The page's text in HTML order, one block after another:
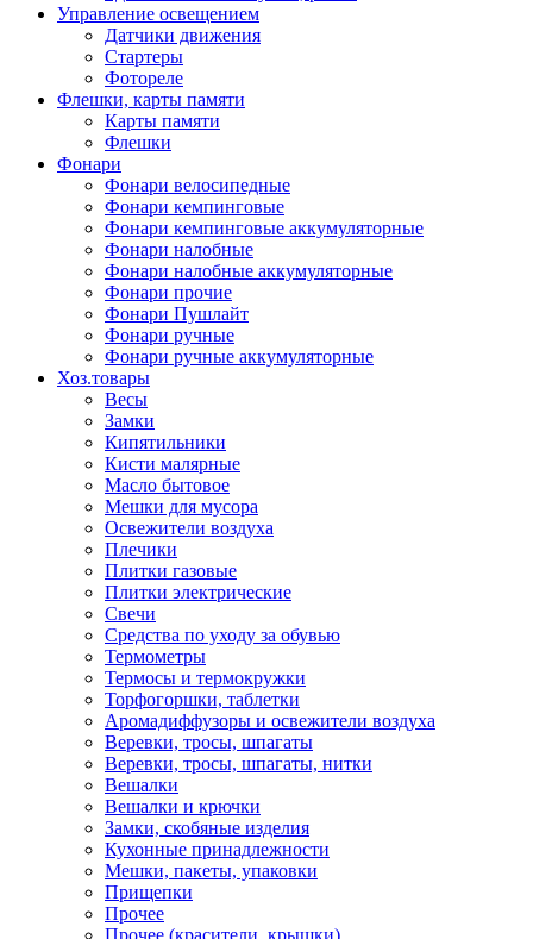
Управление освещением
Датчики движения
Стартеры
Фотореле
Флешки, карты памяти
Карты памяти
Флешки
Фонари
Фонари велосипедные
Фонари кемпинговые
Фонари кемпинговые аккумуляторные
Фонари налобные
Фонари налобные аккумуляторные
Фонари прочие
Фонари Пушлайт
Фонари ручные
Фонари ручные аккумуляторные
Хоз.товары
Весы
Замки
Кипятильники
Кисти малярные
Масло бытовое
Мешки для мусора
Освежители воздуха
Плечики
Плитки газовые
Плитки электрические
Свечи
Средства по уходу за обувью
Термометры
Термосы и термокружки
Торфогоршки, таблетки
Аромадиффузоры и освежители воздуха
Веревки, тросы, шпагаты
Веревки, тросы, шпагаты, нитки
Вешалки
Вешалки и крючки
Замки, скобяные изделия
Кухонные принадлежности
Мешки, пакеты, упаковки
Прищепки
Прочее
Прочее (красители, крышки)